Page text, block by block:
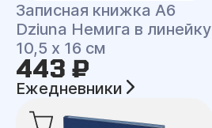
Записная книжка A6
Dziuna Немига в линейку
10,5 x 16 см
443 ₽
Ежедневники